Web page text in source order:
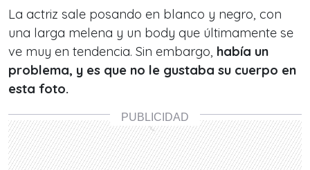
La actriz sale posando en blanco y negro, con
una larga melena y un body que últimamente se
ve muy en tendencia. Sin embargo, había un
problema, y es que no le gustaba su cuerpo en
esta foto.